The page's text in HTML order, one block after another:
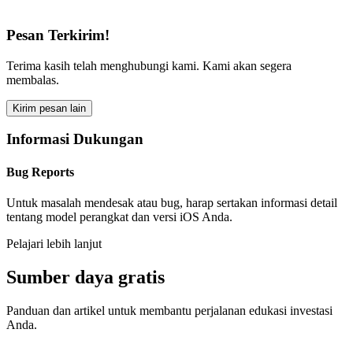
Pesan Terkirim!
Terima kasih telah menghubungi kami. Kami akan segera
membalas.
Kirim pesan lain
Informasi Dukungan
Bug Reports
Untuk masalah mendesak atau bug, harap sertakan informasi detail
tentang model perangkat dan versi iOS Anda.
Pelajari lebih lanjut
Sumber daya gratis
Panduan dan artikel untuk membantu perjalanan edukasi investasi
Anda.